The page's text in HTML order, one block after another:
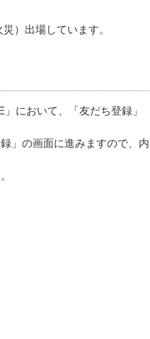
出場しています。
において、「友だち登録」
」の画面に進みますので、内